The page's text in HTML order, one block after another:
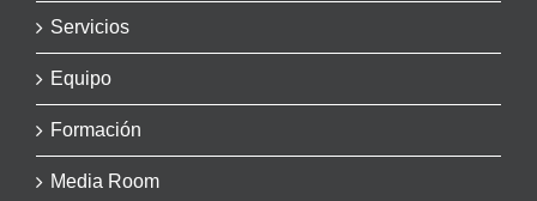
Servicios
Equipo
Formación
Media Room